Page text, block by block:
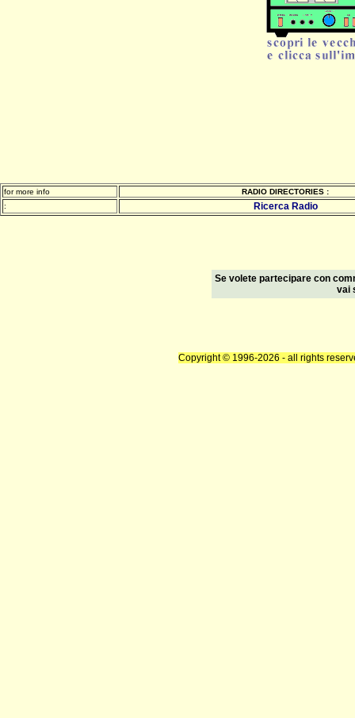
for more info
RADIO DIRECTORIES :
:
Ricerca Radio
Se volete partecipare con
vai
Copyright © 1996-2026 - all rights